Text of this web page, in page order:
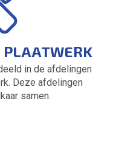
PLAATWERK
in de afdelingen
Deze afdelingen
samen.